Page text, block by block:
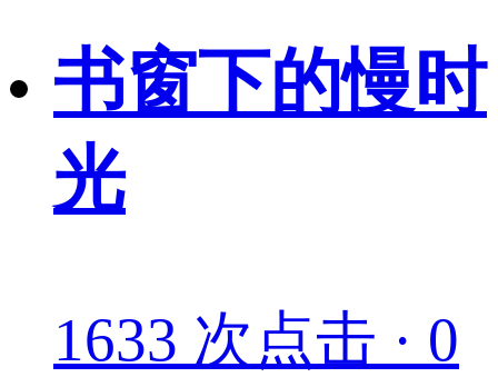
书窗下的慢时
光
1633 次点击 · 0